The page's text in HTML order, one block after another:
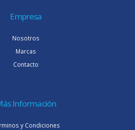
Empresa
Nosotros
Marcas
Contacto
Información
y Condiciones